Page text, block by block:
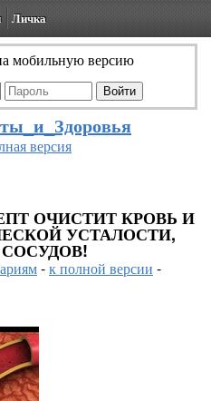
Личка
мобильную версию
версия
ОЧИСТИТ КРОВЬ И
УСТАЛОСТИ,
-к полной версии -